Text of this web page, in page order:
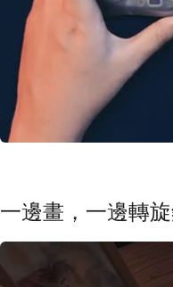
一邊畫，一邊轉